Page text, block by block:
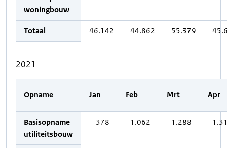
woningbouw
Totaal 46.142 44.862 55.379
2021
Opname Jan Feb Mrt Apr
Basisopname
utiliteitsbouw
378 1.062 1.288